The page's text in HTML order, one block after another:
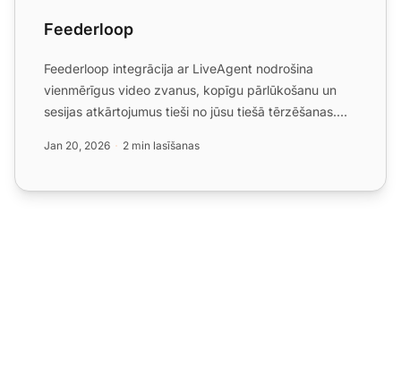
Feederloop
Feederloop integrācija ar LiveAgent nodrošina
vienmērīgus video zvanus, kopīgu pārlūkošanu un
sesijas atkārtojumus tieši no jūsu tiešā tērzēšanas.
Jan 20, 2026 2 min lasīšanas